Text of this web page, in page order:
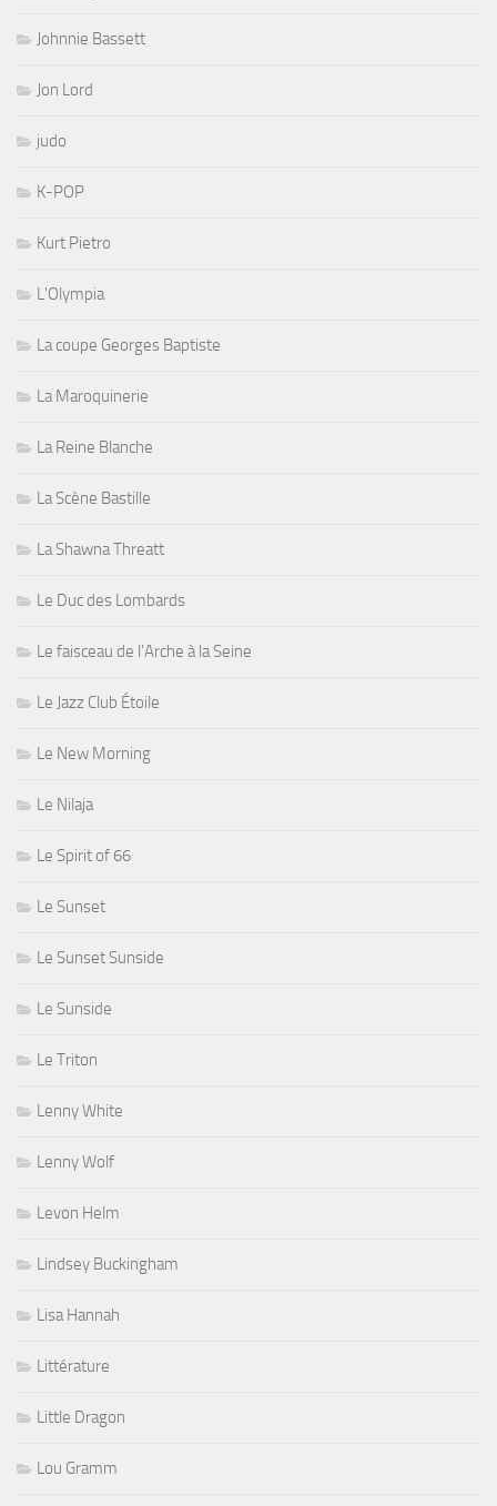
Johnnie Bassett
Jon Lord
judo
K-POP
Kurt Pietro
L'Olympia
La coupe Georges Baptiste
La Maroquinerie
La Reine Blanche
La Scène Bastille
La Shawna Threatt
Le Duc des Lombards
Le faisceau de l'Arche à la Seine
Le Jazz Club Étoile
Le New Morning
Le Nilaja
Le Spirit of 66
Le Sunset
Le Sunset Sunside
Le Sunside
Le Triton
Lenny White
Lenny Wolf
Levon Helm
Lindsey Buckingham
Lisa Hannah
Littérature
Little Dragon
Lou Gramm